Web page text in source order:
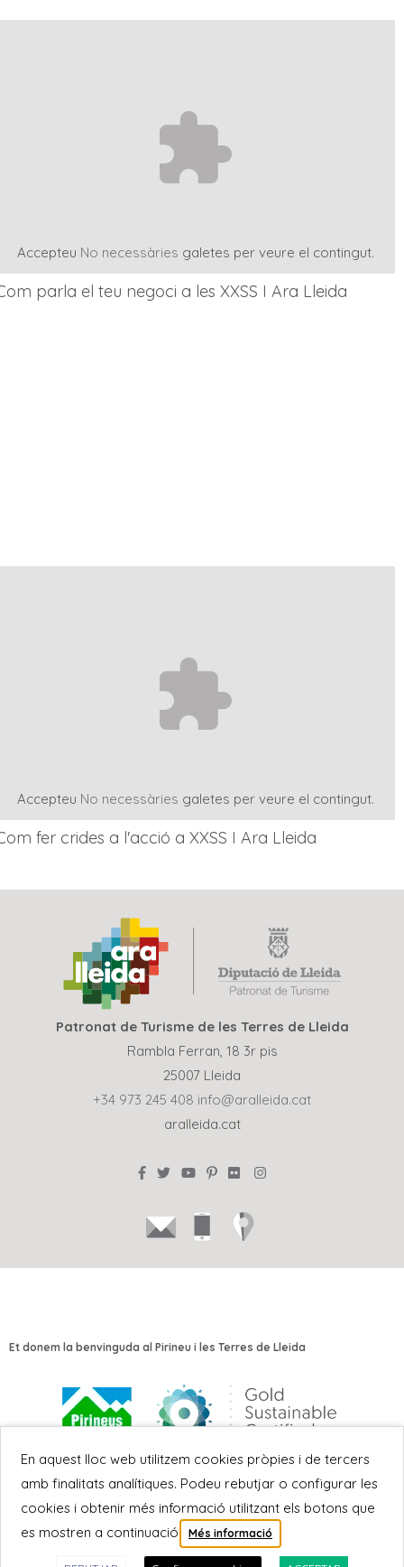
Accepteu No necessàries galetes per veure el contingut.
parla el teu negoci a les XXSS I Ara Lleida
Accepteu No necessàries galetes per veure el contingut.
fer crides a l'acció a XXSS I Ara Lleida
Patronat de Turisme de les Terres de Lleida
Rambla Ferran, 18 3r pis
25007 Lleida
+34 973 245 408 info@aralleida.cat
aralleida.cat
Et donem la benvinguda al Pirineu i les Terres de Lleida
En aquest lloc web utilitzem cookies pròpies i de tercers
amb finalitats analítiques. Podeu rebutjar o configurar les
cookies i obtenir més informació utilitzant els botons que
es mostren a continuació:
Més informació